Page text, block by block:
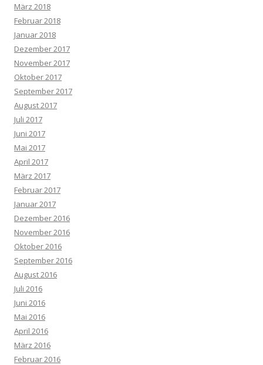
März 2018
Februar 2018
Januar 2018
Dezember 2017
November 2017
Oktober 2017
September 2017
August 2017
Juli 2017
Juni 2017
Mai 2017
April 2017
März 2017
Februar 2017
Januar 2017
Dezember 2016
November 2016
Oktober 2016
September 2016
August 2016
Juli 2016
Juni 2016
Mai 2016
April 2016
März 2016
Februar 2016